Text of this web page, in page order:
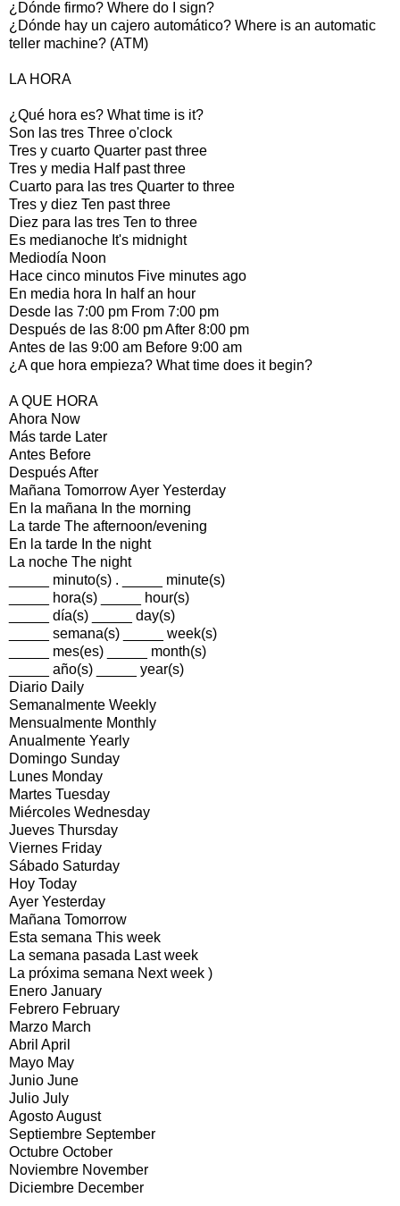
¿Dónde firmo? Where do I sign?
¿Dónde hay un cajero automático? Where is an automatic
teller machine? (ATM)
LA HORA
¿Qué hora es? What time is it?
Son las tres Three o'clock
Tres y cuarto Quarter past three
Tres y media Half past three
Cuarto para las tres Quarter to three
Tres y diez Ten past three
Diez para las tres Ten to three
Es medianoche It's midnight
Mediodía Noon
Hace cinco minutos Five minutes ago
En media hora In half an hour
Desde las 7:00 pm From 7:00 pm
Después de las 8:00 pm After 8:00 pm
Antes de las 9:00 am Before 9:00 am
¿A que hora empieza? What time does it begin?
A QUE HORA
Ahora Now
Más tarde Later
Antes Before
Después After
Mañana Tomorrow Ayer Yesterday
En la mañana In the morning
La tarde The afternoon/evening
En la tarde In the night
La noche The night
_____ minuto(s) . _____ minute(s)
_____ hora(s) _____ hour(s)
_____ día(s) _____ day(s)
_____ semana(s) _____ week(s)
_____ mes(es) _____ month(s)
_____ año(s) _____ year(s)
Diario Daily
Semanalmente Weekly
Mensualmente Monthly
Anualmente Yearly
Domingo Sunday
Lunes Monday
Martes Tuesday
Miércoles Wednesday
Jueves Thursday
Viernes Friday
Sábado Saturday
Hoy Today
Ayer Yesterday
Mañana Tomorrow
Esta semana This week
La semana pasada Last week
La próxima semana Next week )
Enero January
Febrero February
Marzo March
Abril April
Mayo May
Junio June
Julio July
Agosto August
Septiembre September
Octubre October
Noviembre November
Diciembre December